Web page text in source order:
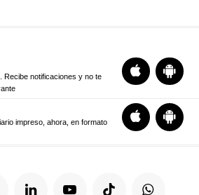
Recibe notificaciones y no te
impreso, ahora, en formato